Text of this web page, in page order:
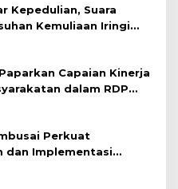
Kepedulian, Suara
Kemuliaan Iringi
Capaian Kinerja
dalam RDP
RI
Perkuat
dan Implementasi